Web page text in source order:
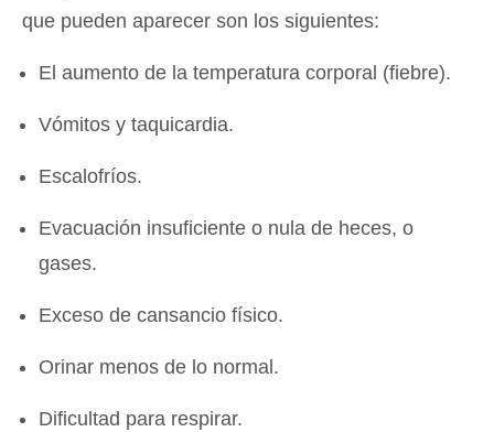
que pueden aparecer son los siguientes:
El aumento de la temperatura corporal (fiebre).
Vómitos y taquicardia.
Escalofríos.
Evacuación insuficiente o nula de heces, o
gases.
Exceso de cansancio físico.
Orinar menos de lo normal.
Dificultad para respirar.